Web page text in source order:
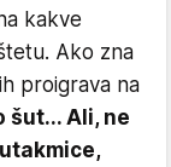
kakve
Ako zna
proigrava na
šut... Ali, ne